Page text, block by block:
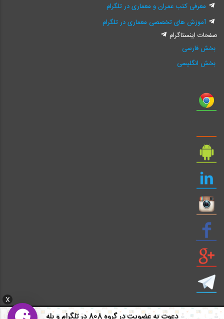
X
معرفی کتب عمران و معماری در تلگرام
آموزش های تخصصی معماری در تلگرام
صفحات اینستاگرام
بخش فارسی
بخش انگلیسی